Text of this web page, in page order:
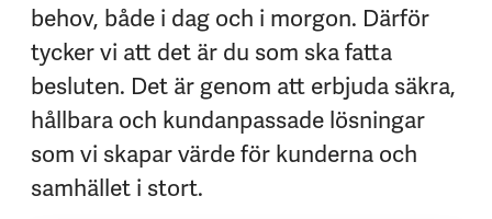
behov, både i dag och i morgon. Därför
tycker vi att det är du som ska fatta
besluten. Det är genom att erbjuda säkra,
hållbara och kundanpassade lösningar
som vi skapar värde för kunderna och
samhället i stort.